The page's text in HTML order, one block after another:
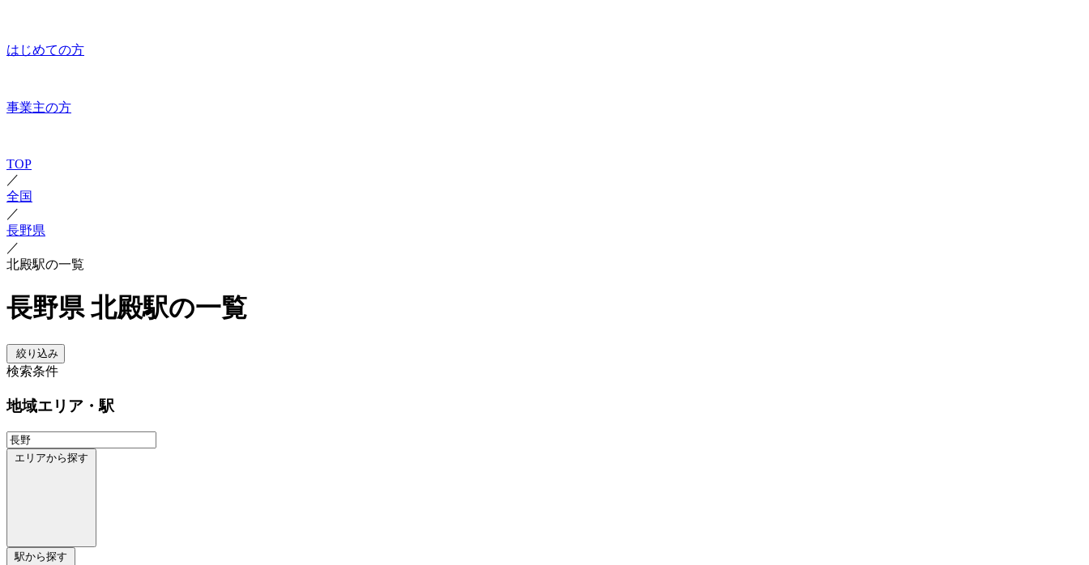
はじめての方
事業主の方
TOP
／
全国
／
長野県
／
北殿駅の一覧
長野県 北殿駅の一覧
絞り込み
検索条件
地域エリア・駅
エリアから探す
駅から探す